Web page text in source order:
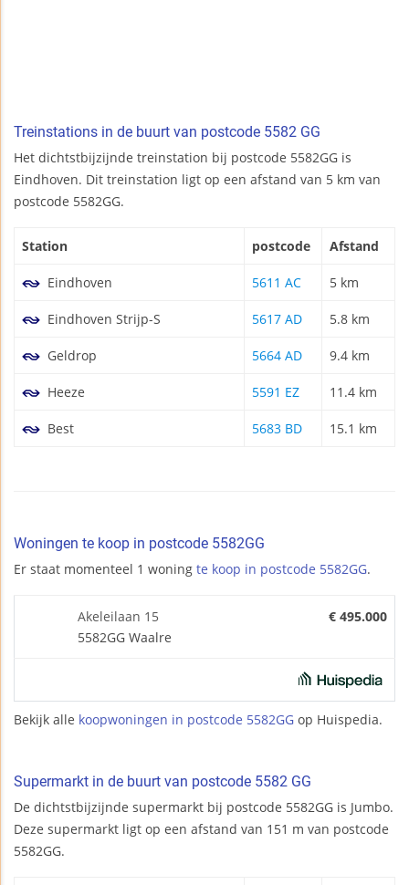
Treinstations in de buurt van postcode 5582 GG
Het dichtstbijzijnde treinstation bij postcode 5582GG is
Eindhoven. Dit treinstation ligt op een afstand van 5 km van
postcode 5582GG.
Station postcode Afstand
Eindhoven 5611 AC 5 km
Eindhoven Strijp-S 5617 AD 5.8 km
Geldrop 5664 AD 9.4 km
Heeze 5591 EZ 11.4 km
Best 5683 BD 15.1 km
Woningen te koop in postcode 5582GG
Er staat momenteel 1 woning te koop in postcode 5582GG.
Akeleilaan 15
5582GG Waalre
€ 495.000
Bekijk alle koopwoningen in postcode 5582GG op Huispedia.
Supermarkt in de buurt van postcode 5582 GG
De dichtstbijzijnde supermarkt bij postcode 5582GG is Jumbo.
Deze supermarkt ligt op een afstand van 151 m van postcode
5582GG.